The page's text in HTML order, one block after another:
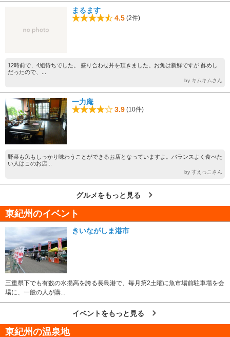
まるます
4.5 (2件)
12時前で、4組待ちでした。 盛り合わせ丼を頂きました。お魚は新鮮ですが 酢めし
だったので、...
by キムキムさん
一力庵
3.9 (10件)
野菜も魚もしっかり味わうことができるお店となっていますよ。バランスよく食べた
い人はこのお店...
by すえっこさん
グルメをもっと見る
東紀州のイベント
きいながしま港市
三重県下でも有数の水揚高を誇る長島港で、毎月第2土曜に魚市場前駐車場を会
場に、一般の人が購...
イベントをもっと見る
東紀州の温泉地